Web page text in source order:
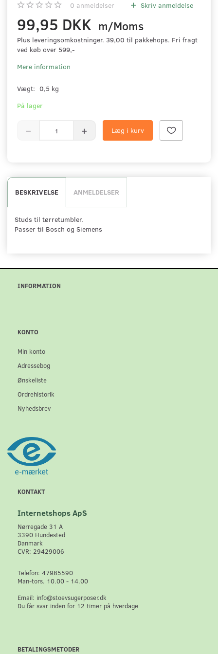
0 anmeldelser Skriv anmeldelse
99,95 DKK m/Moms
Plus leveringsomkostninger. 39,00 til pakkehops. Fri fragt
ved køb over 599,-
Mere information
Vægt: 0,5 kg
På lager
Læg i kurv
BESKRIVELSE ANMELDELSER
Studs til tørretumbler.
Passer til Bosch og Siemens
INFORMATION
KONTO
Min konto
Adressebog
Ønskeliste
Ordrehistorik
Nyhedsbrev
KONTAKT
Internetshops ApS
Nørregade 31 A
3390 Hundested
Danmark
CVR: 29429006
Telefon: 47985590
Man-tors. 10.00 - 14.00
Email: info@stoevsugerposer.dk
Du får svar inden for 12 timer på hverdage
BETALINGSMETODER